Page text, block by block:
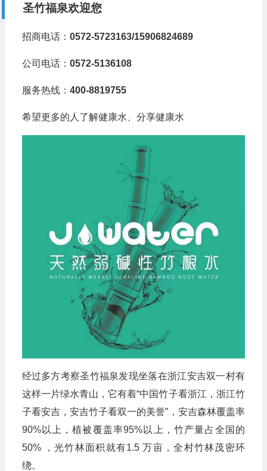
圣竹福泉欢迎您
招商电话： 0572-5723163/15906824689
公司电话： 0572-5136108
服务热线： 400-8819755
希望更多的人了解健康水、分享健康水
经过多方考察圣竹福泉发现坐落在浙江安吉双一村有
这样一片绿水青山，它有着“中国竹子看浙江，浙江竹
子看安吉，安吉竹子看双一的美誉”，安吉森林覆盖率
90%以上，植被覆盖率95%以上，竹产量占全国的
50% ，光竹林面积就有1.5 万亩，全村竹林茂密环
绕。